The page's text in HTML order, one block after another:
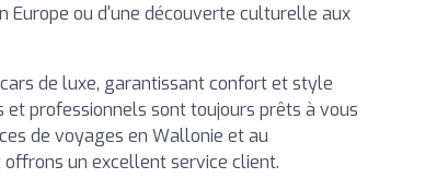
Europe ou d'une découverte culturelle aux
de luxe, garantissant confort et style
professionnels sont toujours prêts à vous
de voyages en Wallonie et au
un excellent service client.